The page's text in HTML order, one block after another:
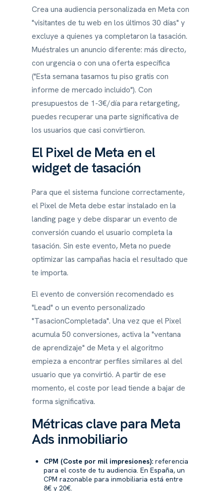
Crea una audiencia personalizada en Meta con
"visitantes de tu web en los últimos 30 días" y
excluye a quienes ya completaron la tasación.
Muéstrales un anuncio diferente: más directo,
con urgencia o con una oferta específica
("Esta semana tasamos tu piso gratis con
informe de mercado incluido"). Con
presupuestos de 1-3€/día para retargeting,
puedes recuperar una parte significativa de
los usuarios que casi convirtieron.
El Pixel de Meta en el
widget de tasación
Para que el sistema funcione correctamente,
el Pixel de Meta debe estar instalado en la
landing page y debe disparar un evento de
conversión cuando el usuario completa la
tasación. Sin este evento, Meta no puede
optimizar las campañas hacia el resultado que
te importa.
El evento de conversión recomendado es
"Lead" o un evento personalizado
"TasacionCompletada". Una vez que el Pixel
acumula 50 conversiones, activa la "ventana
de aprendizaje" de Meta y el algoritmo
empieza a encontrar perfiles similares al del
usuario que ya convirtió. A partir de ese
momento, el coste por lead tiende a bajar de
forma significativa.
Métricas clave para Meta
Ads inmobiliario
CPM (Coste por mil impresiones): referencia
para el coste de tu audiencia. En España, un
CPM razonable para inmobiliaria está entre
8€ y 20€.